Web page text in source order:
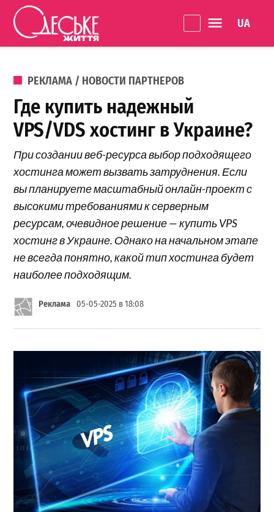
Перейти к содержанию
життя
ОПУБЛИКОВАНО В
РЕКЛАМА / НОВОСТИ ПАРТНЕРОВ
Где купить надежный
VPS/VDS хостинг в Украине?
При создании веб-ресурса выбор подходящего
хостинга может вызвать затруднения. Если
вы планируете масштабный онлайн-проект с
высокими требованиями к серверным
ресурсам, очевидное решение — купить VPS
хостинг в Украине. Однако на начальном этапе
не всегда понятно, какой тип хостинга будет
наиболее подходящим.
Реклама 05-05-2025 в 18:08